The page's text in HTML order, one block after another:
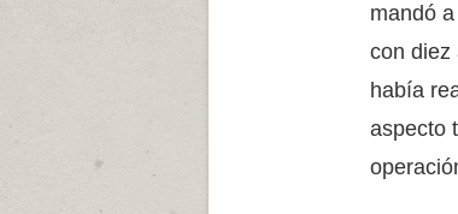
mandó
con diez
había
aspecto